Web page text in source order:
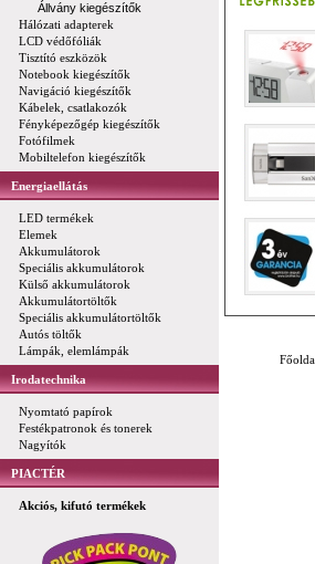
Állvány kiegészítők
Hálózati adapterek
LCD védőfóliák
Tisztító eszközök
Notebook kiegészítők
Navigáció kiegészítők
Kábelek, csatlakozók
Fényképezőgép kiegészítők
Fotófilmek
Mobiltelefon kiegészítők
Energiaellátás
LED termékek
Elemek
Akkumulátorok
Speciális akkumulátorok
Külső akkumulátorok
Akkumulátortöltők
Speciális akkumulátortöltők
Autós töltők
Lámpák, elemlámpák
Irodatechnika
Nyomtató papírok
Festékpatronok és tonerek
Nagyítók
PIACTÉR
Akciós, kifutó termékek